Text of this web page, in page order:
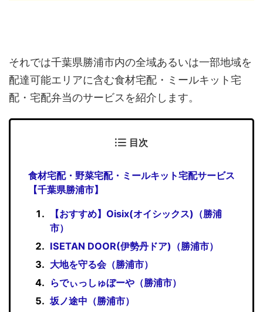
それでは千葉県勝浦市内の全域あるいは一部地域を
配達可能エリアに含む食材宅配・ミールキット宅
配・宅配弁当のサービスを紹介します。
目次
食材宅配・野菜宅配・ミールキット宅配サービス
【千葉県勝浦市】
【おすすめ】Oisix(オイシックス)（勝浦
市）
ISETAN DOOR(伊勢丹ドア)（勝浦市）
大地を守る会（勝浦市）
らでぃっしゅぼーや（勝浦市）
坂ノ途中（勝浦市）